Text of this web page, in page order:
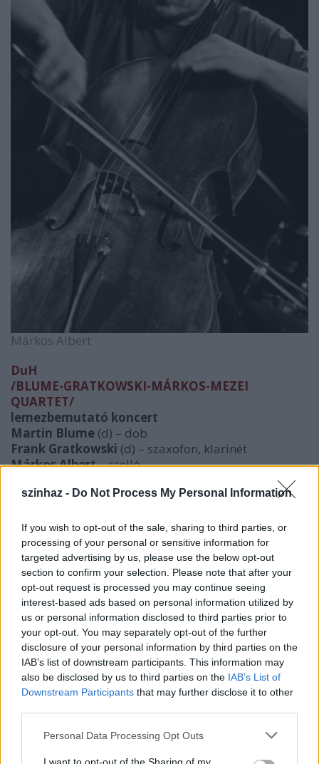
szinhaz - Do Not Process My Personal Information
If you wish to opt-out of the sale, sharing to third parties, or
processing of your personal or sensitive information for
targeted advertising by us, please use the below opt-out
section to confirm your selection. Please note that after your
opt-out request is processed you may continue seeing
interest-based ads based on personal information utilized by
us or personal information disclosed to third parties prior to
your opt-out. You may separately opt-out of the further
disclosure of your personal information by third parties on the
IAB’s list of downstream participants. This information may
also be disclosed by us to third parties on the IAB’s List of
Downstream Participants that may further disclose it to other
Please note that this website/app uses one or more Google
Personal Data Processing Opt Outs
Márkos Albert
DuH
/BLUME-GRATKOWSKI-MÁRKOS-MEZEI
QUARTET/
lemezbemutató koncert
Martin Blume (d) – dob
Frank Gratkowski (d) – szaxofon, klarinét
Márkos Albert– cselló
„2010 tavaszán meghívást kaptam a "Scene Ungarn
Westfalen a szülőföldem). Ez nagyszerű lehetőség
volt arra, hogy újra találkozzak a magyar
csellistával, Márkos Alberttel, akivel egyszer
dolgoztam már együtt egy zenei szimpóziumon,
Koppenhágában. A nordrhein-westfaleni fúvós Frank
Gratkowskit választottam partneremül, akivel a
nyolcvanas évek végétől rendszeresen játszom
együtt. Albert pedig Mezei Szilárd brácsaművészt
javasolta, akivel már számtalan zenei projekten
dolgozott együtt. Mi négyen az első pillanattól
kezdve mind emberileg, mind zeneileg tökéletesen
megértettük egymást, ezért úgy döntöttünk,
folytatjuk a közös munkát, mégpedig állandó
formációban, DuH néven: D, mint Németország és H,
mint Magyarország. Kvartettünk zenei anyagát